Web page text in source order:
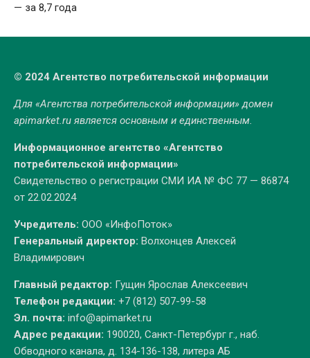
— за 8,7 года
© 2024 Агентство потребительской информации
Для «Агентства потребительской информации» домен
apimarket.ruявляется основным и единственным.
Информационное агентство «Агентство
потребительской информации»
Свидетельство о регистрации СМИ ИА № ФС 77 — 86874
от 22.02.2024
Учредитель: ООО «ИнфоПоток»
Генеральный директор: Волхонцев Алексей
Владимирович
Главный редактор: Гущин Ярослав Алексеевич
Телефон редакции: +7 (812) 507-99-58
Эл. почта: info@apimarket.ru
Адрес редакции: 190020, Санкт-Петербург г., наб.
Обводного канала, д. 134-136-138, литера АБ